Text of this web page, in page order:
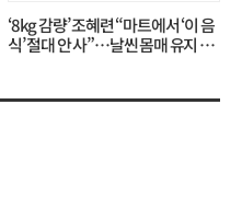
‘8kg 감량’ 조혜련 “마트에서 ‘이 음
식’ 절대 안 사”…날씬 몸매 유지 비